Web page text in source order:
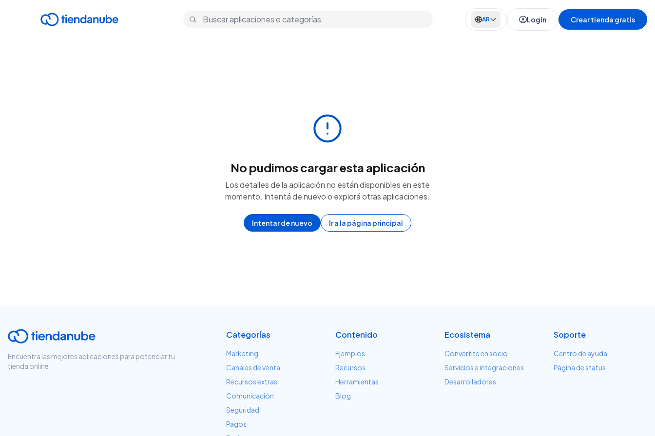
AR Login Crear tienda gratis
No pudimos cargar esta aplicación
Los detalles de la aplicación no están disponibles en este
momento. Intentá de nuevo o explorá otras aplicaciones.
Intentar de nuevo Ir a la página principal
Encuentra las mejores aplicaciones para potenciar tu
tienda online.
Categorías
Marketing
Canales de venta
Recursos extras
Comunicación
Seguridad
Pagos
Contenido
Ejemplos
Recursos
Herramientas
Blog
Ecosistema
Convertite en socio
Servicios e integraciones
Desarrolladores
Soporte
Centro de ayuda
Página de status